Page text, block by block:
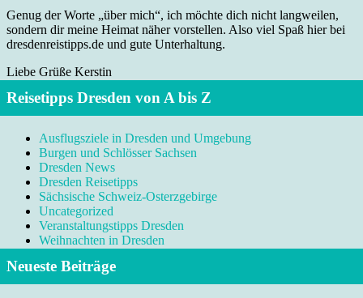
Genug der Worte „über mich“, ich möchte dich nicht langweilen,
sondern dir meine Heimat näher vorstellen. Also viel Spaß hier bei
dresdenreistipps.de und gute Unterhaltung.
Liebe Grüße Kerstin
Reisetipps Dresden von A bis Z
Ausflugsziele in Dresden und Umgebung
Burgen und Schlösser Sachsen
Dresden News
Dresden Reisetipps
Sächsische Schweiz-Osterzgebirge
Uncategorized
Veranstaltungstipps Dresden
Weihnachten in Dresden
Neueste Beiträge